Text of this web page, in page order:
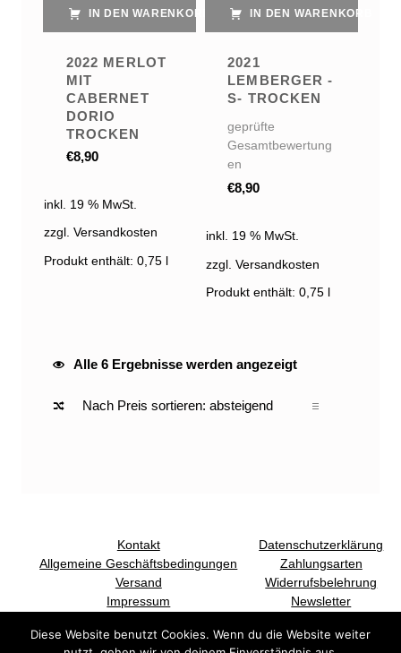
IN DEN WARENKORB
2022 MERLOT
MIT
CABERNET
DORIO
TROCKEN
€8,90
inkl. 19 % MwSt.
zzgl. Versandkosten
Produkt enthält: 0,75
IN DEN WARENKORB
2021
LEMBERGER -
S- TROCKEN
geprüfte
Gesamtbewertung
en
€8,90
inkl. 19 % MwSt.
zzgl. Versandkosten
Produkt enthält: 0,75
Alle 6 Ergebnisse werden angezeigt
Kontakt
Datenschutzerklärung
Allgemeine Geschäftsbedingungen
Zahlungsarten
Versand
Widerrufsbelehrung
Impressum
Newsletter
Diese Website benutzt Cookies. Wenn du die Website weiter